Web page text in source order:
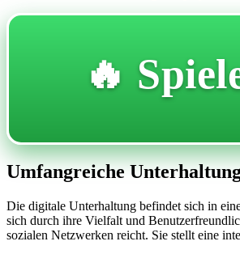
🔥
Umfangreiche
Die digitale Unterhaltung befindet sich in
sich durch ihre Vielfalt und
sozialen Netzwerken reicht. Sie stellt eine